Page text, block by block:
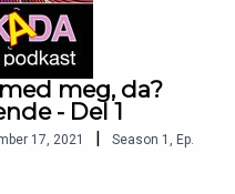
meg, da?
- Del 1
17, 2021 | Season 1 , Ep.